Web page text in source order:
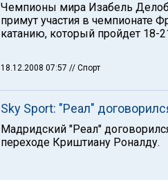
Чемпионы мира Изабель
примут участия в чемпионате
катанию, который пройдет 18-
18.12.2008 07:57 // Спорт
Sky Sport: "Реал"
Мадридский "Реал"
переходе Криштиану Роналду.